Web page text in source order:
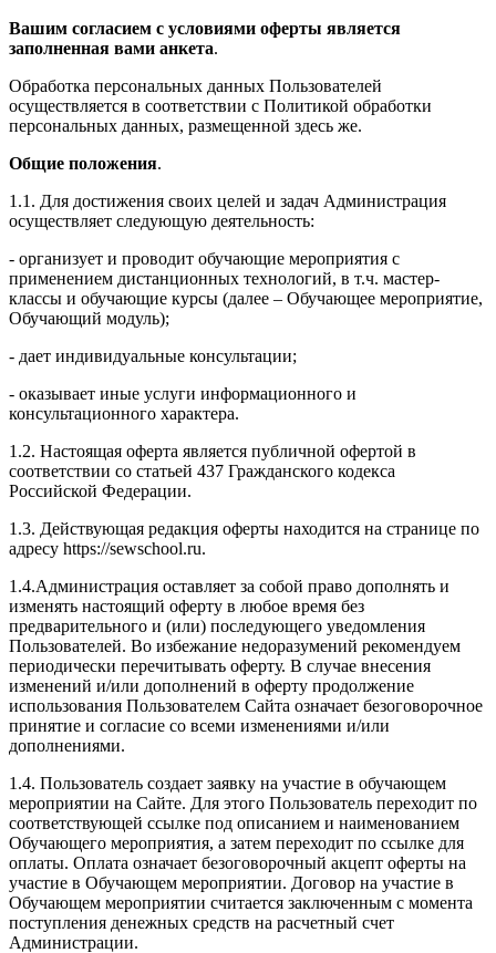
Вашим согласием с условиями оферты является
заполненная вами анкета.
Обработка персональных данных Пользователей
осуществляется в соответствии с Политикой обработки
персональных данных, размещенной здесь же.
Общие положения.
1.1. Для достижения своих целей и задач Администрация
осуществляет следующую деятельность:
- организует и проводит обучающие мероприятия с
применением дистанционных технологий, в т.ч. мастер-
классы и обучающие курсы (далее – Обучающее мероприятие,
Обучающий модуль);
- дает индивидуальные консультации;
- оказывает иные услуги информационного и
консультационного характера.
1.2. Настоящая оферта является публичной офертой в
соответствии со статьей 437 Гражданского кодекса
Российской Федерации.
1.3. Действующая редакция оферты находится на странице по
адресу https://sewschool.ru.
1.4.Администрация оставляет за собой право дополнять и
изменять настоящий оферту в любое время без
предварительного и (или) последующего уведомления
Пользователей. Во избежание недоразумений рекомендуем
периодически перечитывать оферту. В случае внесения
изменений и/или дополнений в оферту продолжение
использования Пользователем Сайта означает безоговорочное
принятие и согласие со всеми изменениями и/или
дополнениями.
1.4. Пользователь создает заявку на участие в обучающем
мероприятии на Сайте. Для этого Пользователь переходит по
соответствующей ссылке под описанием и наименованием
Обучающего мероприятия, а затем переходит по ссылке для
оплаты. Оплата означает безоговорочный акцепт оферты на
участие в Обучающем мероприятии. Договор на участие в
Обучающем мероприятии считается заключенным с момента
поступления денежных средств на расчетный счет
Администрации.